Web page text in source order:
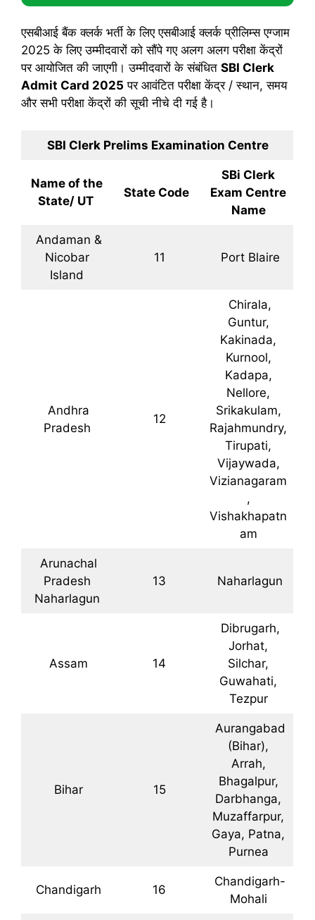
एसबीआई बैंक क्लर्क भर्ती के लिए एसबीआई क्लर्क प्रीलिम्स एग्जाम
2025 के लिए उम्मीदवारों को सौंपे गए अलग अलग परीक्षा केंद्रों
पर आयोजित की जाएगी। उम्मीदवारों के संबंधित SBI Clerk
Admit Card 2025 पर आवंटित परीक्षा केंद्र / स्थान, समय
और सभी परीक्षा केंद्रों की सूची नीचे दी गई है।
SBI Clerk Prelims Examination Centre
Name of the
State/ UT
State Code
SBi Clerk
Exam Centre
Name
Andaman &
Nicobar
Island
11 Port Blaire
Andhra
Pradesh
12
Chirala,
Guntur,
Kakinada,
Kurnool,
Kadapa,
Nellore,
Srikakulam,
Rajahmundry,
Tirupati,
Vijaywada,
Vizianagaram
,
Vishakhapatn
am
Arunachal
Pradesh
Naharlagun
13 Naharlagun
Assam 14
Dibrugarh,
Jorhat,
Silchar,
Guwahati,
Tezpur
Bihar 15
Aurangabad
(Bihar),
Arrah,
Bhagalpur,
Darbhanga,
Muzaffarpur,
Gaya, Patna,
Purnea
Chandigarh 16
Chandigarh-
Mohali